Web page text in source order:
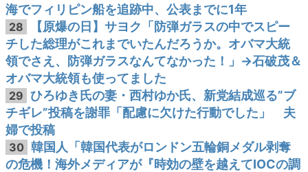
海でフィリピン船を追跡中、公表までに1年
28
【原爆の日】サヨク「防弾ガラスの中でスピー
チした総理がこれまでいたんだろうか。オバマ大統
領でさえ、防弾ガラスなんてなかった！」→石破茂＆
オバマ大統領も使ってました
29 ひろゆき氏の妻・西村ゆか氏、新党結成巡る”ブ
チギレ”投稿を謝罪「配慮に欠けた行動でした」 夫
婦で投稿
30 韓国人「韓国代表がロンドン五輪銅メダル剥奪
の危機！海外メディアが『時効の壁を越えてIOCの調